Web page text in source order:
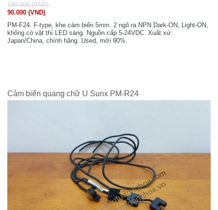
100.000 (VND)
90.000 (VND)
PM-F24. F-type, khe cảm biến 5mm. 2 ngõ ra NPN Dark-ON, Light-ON,
không có vật thì LED sáng. Nguồn cấp 5-24VDC. Xuất xứ:
Japan/China, chính hãng. Used, mới 90%.
Cảm biến quang chữ U Sunx PM-R24